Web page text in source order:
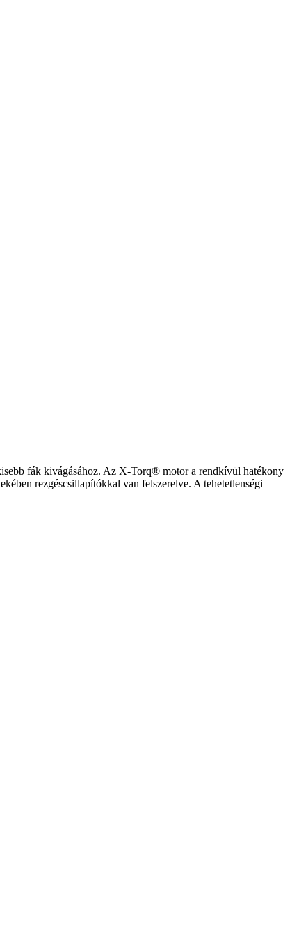
fák kivágásához. Az X-Torq® motor a rendkívül hatékony
rezgéscsillapítókkal van felszerelve. A tehetetlenségi